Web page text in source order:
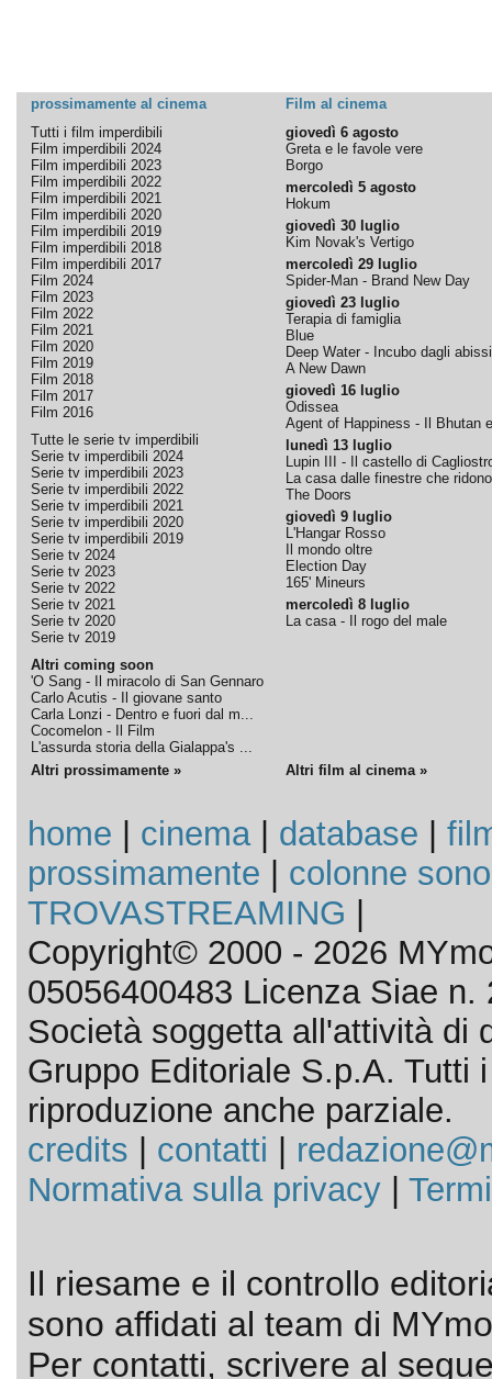
prossimamente al cinema
Film al cinema
Tutti i film imperdibili
Film imperdibili 2024
Film imperdibili 2023
Film imperdibili 2022
Film imperdibili 2021
Film imperdibili 2020
Film imperdibili 2019
Film imperdibili 2018
Film imperdibili 2017
Film 2024
Film 2023
Film 2022
Film 2021
Film 2020
Film 2019
Film 2018
Film 2017
Film 2016
Tutte le serie tv imperdibili
Serie tv imperdibili 2024
Serie tv imperdibili 2023
Serie tv imperdibili 2022
Serie tv imperdibili 2021
Serie tv imperdibili 2020
Serie tv imperdibili 2019
Serie tv 2024
Serie tv 2023
Serie tv 2022
Serie tv 2021
Serie tv 2020
Serie tv 2019
Altri coming soon
'O Sang - Il miracolo di San Gennaro
Carlo Acutis - Il giovane santo
Carla Lonzi - Dentro e fuori dal m...
Cocomelon - Il Film
L'assurda storia della Gialappa's ...
giovedì 6 agosto
Greta e le favole vere
Borgo
mercoledì 5 agosto
Hokum
giovedì 30 luglio
Kim Novak's Vertigo
mercoledì 29 luglio
Spider-Man - Brand New Day
giovedì 23 luglio
Terapia di famiglia
Blue
Deep Water - Incubo dagli abissi
A New Dawn
giovedì 16 luglio
Odissea
Agent of Happiness - Il Bhutan
lunedì 13 luglio
Lupin III - Il castello di
La casa dalle finestre che ridono
The Doors
giovedì 9 luglio
L'Hangar Rosso
Il mondo oltre
Election Day
165' Mineurs
mercoledì 8 luglio
La casa - Il rogo del male
Altri prossimamente » Altri film al cinema »
home cinema| database
prossimamente
colonne
TROVASTREAMING
Copyright© 2000 - 2026
05056400483 Licenza Siae n.
Società soggetta all'attività di
Gruppo Editoriale S.p.A. Tutti
riproduzione anche parziale.
credits
contatti
Normativa sulla privacy|
Il riesame e il controllo
sono affidati al team di
Per contatti, scrivere al